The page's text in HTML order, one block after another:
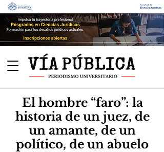
El hombre “faro”: la
historia de un juez, de
un amante, de un
político, de un abuelo